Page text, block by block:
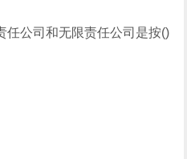
任公司和无限责任公司是按()